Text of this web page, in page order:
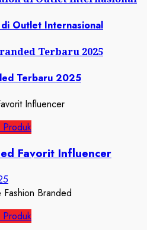
di Outlet Internasional
Terbaru 2025
Produk
Favorit Influencer
Produk